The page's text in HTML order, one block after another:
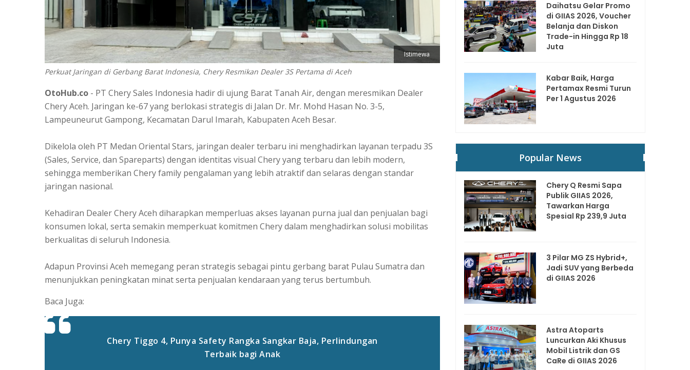
Istimewa
Perkuat Jaringan di Gerbang Barat Indonesia, Chery Resmikan Dealer 3S Pertama di Aceh
OtoHub.co - PT Chery Sales Indonesia hadir di ujung Barat Tanah Air, dengan meresmikan Dealer
Chery Aceh. Jaringan ke-67 yang berlokasi strategis di Jalan Dr. Mr. Mohd Hasan No. 3-5,
Lampeuneurut Gampong, Kecamatan Darul Imarah, Kabupaten Aceh Besar.
Dikelola oleh PT Medan Oriental Stars, jaringan dealer terbaru ini menghadirkan layanan terpadu 3S
(Sales, Service, dan Spareparts) dengan identitas visual Chery yang terbaru dan lebih modern,
sehingga memberikan Chery family pengalaman yang lebih atraktif dan selaras dengan standar
jaringan nasional.
Kehadiran Dealer Chery Aceh diharapkan memperluas akses layanan purna jual dan penjualan bagi
konsumen lokal, serta semakin memperkuat komitmen Chery dalam menghadirkan solusi mobilitas
berkualitas di seluruh Indonesia.
Adapun Provinsi Aceh memegang peran strategis sebagai pintu gerbang barat Pulau Sumatra dan
menunjukkan peningkatan minat serta penjualan kendaraan yang terus bertumbuh.
Baca Juga:
Chery Tiggo 4, Punya Safety Rangka Sangkar Baja, Perlindungan
Terbaik bagi Anak
Daihatsu Gelar Promo
di GIIAS 2026, Voucher
Belanja dan Diskon
Trade-in Hingga Rp 18
Juta
Kabar Baik, Harga
Pertamax Resmi Turun
Per 1 Agustus 2026
Popular News
Chery Q Resmi Sapa
Publik GIIAS 2026,
Tawarkan Harga
Spesial Rp 239,9 Juta
3 Pilar MG ZS Hybrid+,
Jadi SUV yang Berbeda
di GIIAS 2026
Astra Atoparts
Luncurkan Aki Khusus
Mobil Listrik dan GS
CaRe di GIIAS 2026